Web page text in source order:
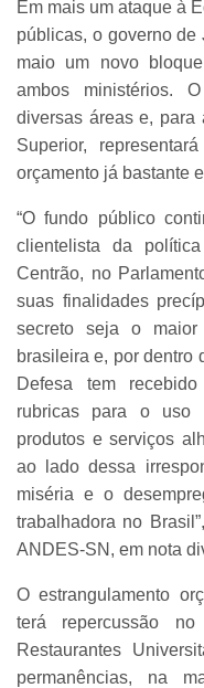
Em mais um ataque à
públicas, o governo
maio um novo
ambos ministérios.
diversas áreas e, para
Superior,
orçamento já bastante
“O fundo público
clientelista da
Centrão, no
suas finalidades
secreto seja o
brasileira e, por dentro
Defesa tem
rubricas para o uso
produtos e serviços
ao lado dessa
miséria e o
trabalhadora no
ANDES-SN, em nota
O estrangulamento
terá repercussão
Restaurantes
permanências, na